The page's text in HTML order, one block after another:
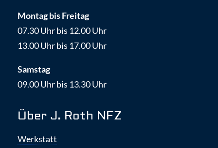
Montag bis Freitag
07.30 Uhr bis 12.00 Uhr
13.00 Uhr bis 17.00 Uhr
Samstag
09.00 Uhr bis 13.30 Uhr
Über J. Roth NFZ
Werkstatt